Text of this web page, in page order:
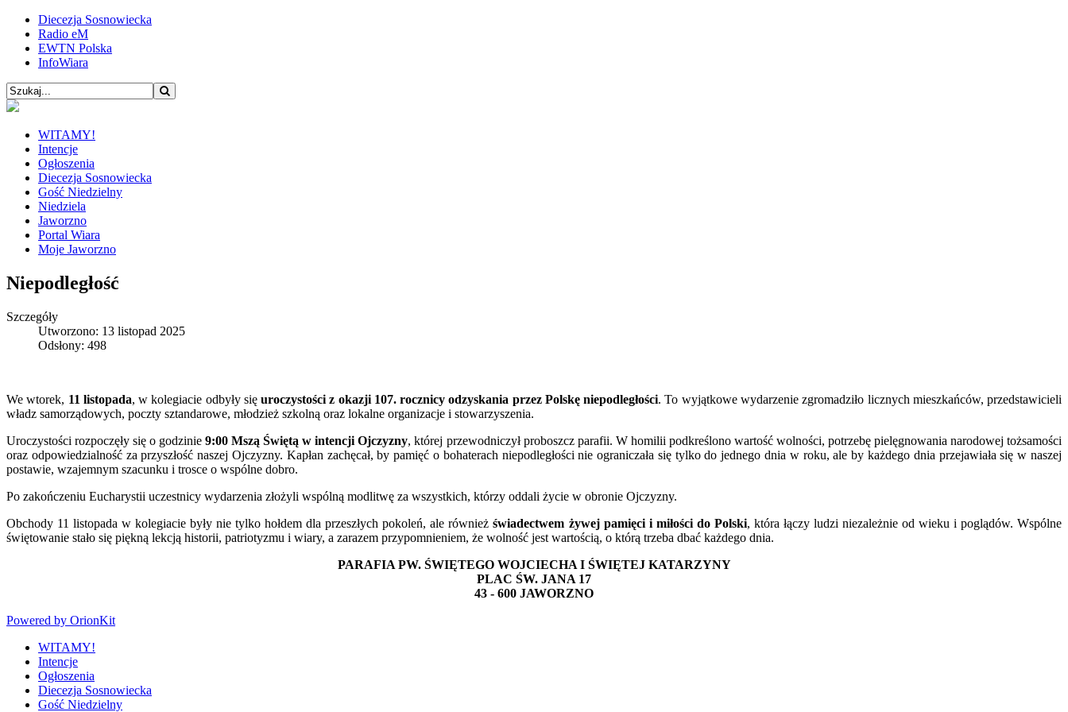
Diecezja Sosnowiecka
Radio eM
EWTN Polska
InfoWiara
WITAMY!
Intencje
Ogłoszenia
Diecezja Sosnowiecka
Gość Niedzielny
Niedziela
Jaworzno
Portal Wiara
Moje Jaworzno
Niepodległość
Szczegóły
Utworzono: 13 listopad 2025
Odsłony: 498
We wtorek, 11 listopada, w kolegiacie odbyły sięuroczystości z okazji 107. rocznicy odzyskania przez Polskę niepodległości. To wyjątkowe wydarzenie zgromadziło licznych mieszkańców, przedstawicieli
władz samorządowych, poczty sztandarowe, młodzież szkolną oraz lokalne organizacje i stowarzyszenia.
Uroczystości rozpoczęły się o godzinie9:00 Mszą Świętą w intencji Ojczyzny, której przewodniczył proboszcz parafii. W homilii podkreślono wartość wolności, potrzebę pielęgnowania narodowej tożsamości
oraz odpowiedzialność za przyszłość naszej Ojczyzny. Kapłan zachęcał, by pamięć o bohaterach niepodległości nie ograniczała się tylko do jednego dnia w roku, ale by każdego dnia przejawiała się w naszej
postawie, wzajemnym szacunku i trosce o wspólne dobro.
Po zakończeniu Eucharystii uczestnicy wydarzenia złożyli wspólną modlitwę za wszystkich, którzy oddali życie w obronie Ojczyzny.
Obchody 11 listopada w kolegiacie były nie tylko hołdem dla przeszłych pokoleń, ale równieżświadectwem żywej pamięci i miłości do Polski, która łączy ludzi niezależnie od wieku i poglądów. Wspólne
świętowanie stało się piękną lekcją historii, patriotyzmu i wiary, a zarazem przypomnieniem, że wolność jest wartością, o którą trzeba dbać każdego dnia.
PARAFIA PW. ŚWIĘTEGO WOJCIECHA I ŚWIĘTEJ KATARZYNY
PLAC ŚW. JANA 17
43 - 600 JAWORZNO
Powered by OrionKit
WITAMY!
Intencje
Ogłoszenia
Diecezja Sosnowiecka
Gość Niedzielny